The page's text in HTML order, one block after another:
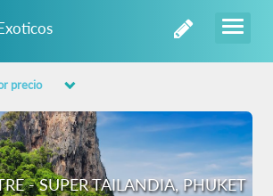
- SUPER TAILANDIA, PHUKET